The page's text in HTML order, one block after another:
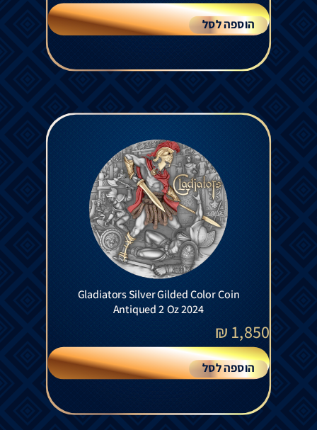
הוספה לסל
Gladiators Silver Gilded Color Coin
Antiqued 2 Oz 2024
1,850
₪
הוספה לסל